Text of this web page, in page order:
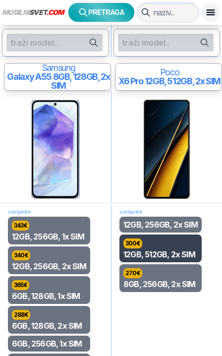
MOBILNISVET.COM PRETRAGA
Samsung
Galaxy A558GB, 128GB, 2x
SIM
Poco
X6 Pro12GB, 512GB, 2x SIM
varijante
343€
12GB, 256GB, 1x SIM
340€
12GB, 256GB, 2x SIM
365€
6GB, 128GB, 1x SIM
288€
6GB, 128GB, 2x SIM
6GB, 256GB, 1x SIM
varijante
12GB, 256GB, 2x SIM
300€
12GB, 512GB, 2x SIM
270€
8GB, 256GB, 2x SIM